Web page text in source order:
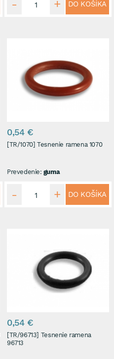
DO KOŠÍKA
0,54 €
[TR/1070] Tesnenie ramena 1070
Prevedenie: guma
DO KOŠÍKA
0,54 €
[TR/96713] Tesnenie ramena
96713